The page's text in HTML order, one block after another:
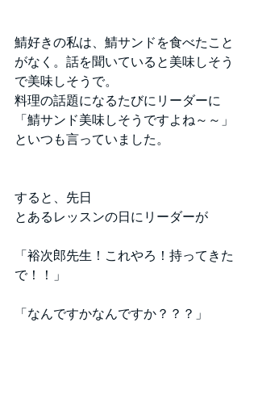
鯖好きの私は、鯖サンドを食べたこと
がなく。話を聞いていると美味しそう
で美味しそうで。
料理の話題になるたびにリーダーに
「鯖サンド美味しそうですよね～～」
といつも言っていました。
すると、先日
とあるレッスンの日にリーダーが
「裕次郎先生！これやろ！持ってきた
で！！」
「なんですかなんですか？？？」